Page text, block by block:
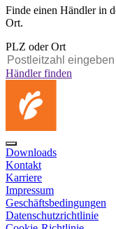
Finde einen Händler in
Ort.
PLZ oder Ort
Händler finden
Downloads
Kontakt
Karriere
Impressum
Geschäftsbedingungen
Datenschutzrichtlinie